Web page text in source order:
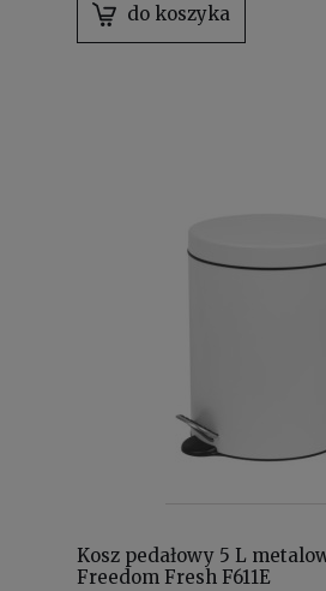
do koszyka
Kosz pedałowy 5 L
Freedom Fresh F611E